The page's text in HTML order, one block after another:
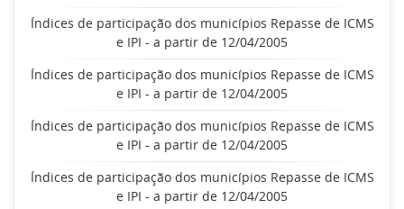
Índices de participação dos municípios Repasse de ICMS
e IPI - a partir de 12/04/2005
Índices de participação dos municípios Repasse de ICMS
e IPI - a partir de 12/04/2005
Índices de participação dos municípios Repasse de ICMS
e IPI - a partir de 12/04/2005
Índices de participação dos municípios Repasse de ICMS
e IPI - a partir de 12/04/2005